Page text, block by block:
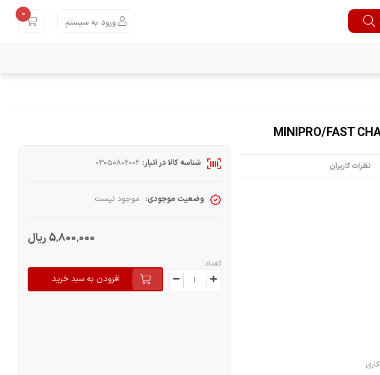
ورود به سیستم
0
نظرات کاربران شناسه کالا در انبار: 03050802002
وضعیت موجودی: موجود نیست
5٬800٬000 ریال
تعداد:
افزودن به سبد خرید